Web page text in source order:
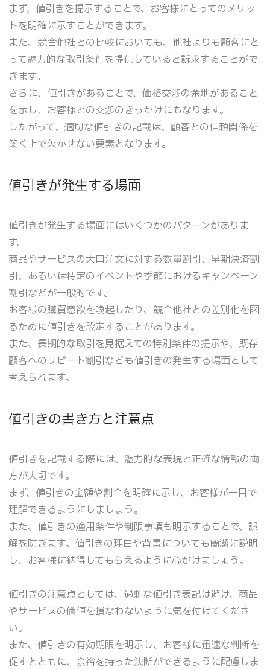
まず、値引きを提示することで、お客様にとってのメリッ
トを明確に示すことができます。
また、競合他社との比較においても、他社よりも顧客にと
って魅力的な取引条件を提供していると訴求することがで
きます。
さらに、値引きがあることで、価格交渉の余地があること
を示し、お客様との交渉のきっかけにもなります。
したがって、適切な値引きの記載は、顧客との信頼関係を
築く上で欠かせない要素となります。
値引きが発生する場面
値引きが発生する場面にはいくつかのパターンがありま
す。
商品やサービスの大口注文に対する数量割引、早期決済割
引、あるいは特定のイベントや季節におけるキャンペーン
割引などが一般的です。
お客様の購買意欲を喚起したり、競合他社との差別化を図
るために値引きを設定することがあります。
また、長期的な取引を見据えての特別条件の提示や、既存
顧客へのリピート割引なども値引きの発生する場面として
考えられます。
値引きの書き方と注意点
値引きを記載する際には、魅力的な表現と正確な情報の両
方が大切です。
まず、値引きの金額や割合を明確に示し、お客様が一目で
理解できるようにしましょう。
また、値引きの適用条件や制限事項も明示することで、誤
解を防ぎます。値引きの理由や背景についても簡潔に説明
し、お客様に納得してもらえるように心がけましょう。
値引きの注意点としては、過剰な値引き表記は避け、商品
やサービスの価値を損なわないように気を付けてくださ
い。
また、値引きの有効期限を明示し、お客様に迅速な判断を
促すとともに、余裕を持った決断ができるように配慮しま